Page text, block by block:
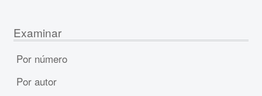
Examinar
Por número
Por autor